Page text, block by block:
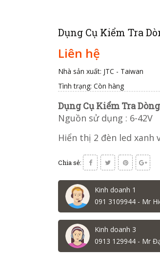
Dụng Cụ Kiểm Tra
Liên hệ
Nhà sản xuất: JTC - Taiwan
Tình trạng: Còn hàng
Dụng Cụ Kiểm Tra
Nguồn sử dụng : 6-42V
Hiển thị 2 đèn led xanh
Chia sẻ:
Kinh doanh 1
091 3109944 - Mr
Kinh doanh 3
0913 129944 - Mr